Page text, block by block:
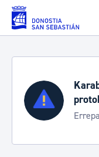
Eduki nagusira joan